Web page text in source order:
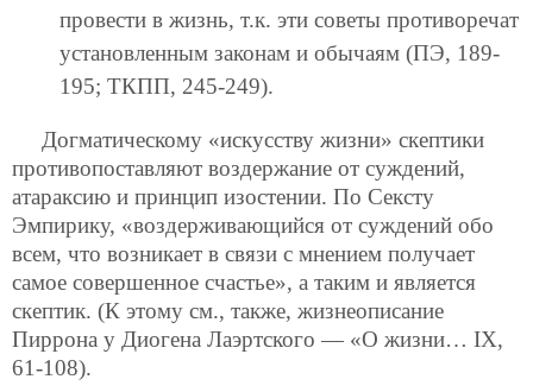
провести в жизнь, т.к. эти советы противоречат
установленным законам и обычаям (ПЭ, 189-
195; ТКПП, 245-249).
Догматическому «искусству жизни» скептики
противопоставляют воздержание от суждений,
атараксию и принцип изостении. По Сексту
Эмпирику, «воздерживающийся от суждений обо
всем, что возникает в связи с мнением получает
самое совершенное счастье», а таким и является
скептик. (К этому см., также, жизнеописание
Пиррона у Диогена Лаэртского — «О жизни… IX,
61-108).